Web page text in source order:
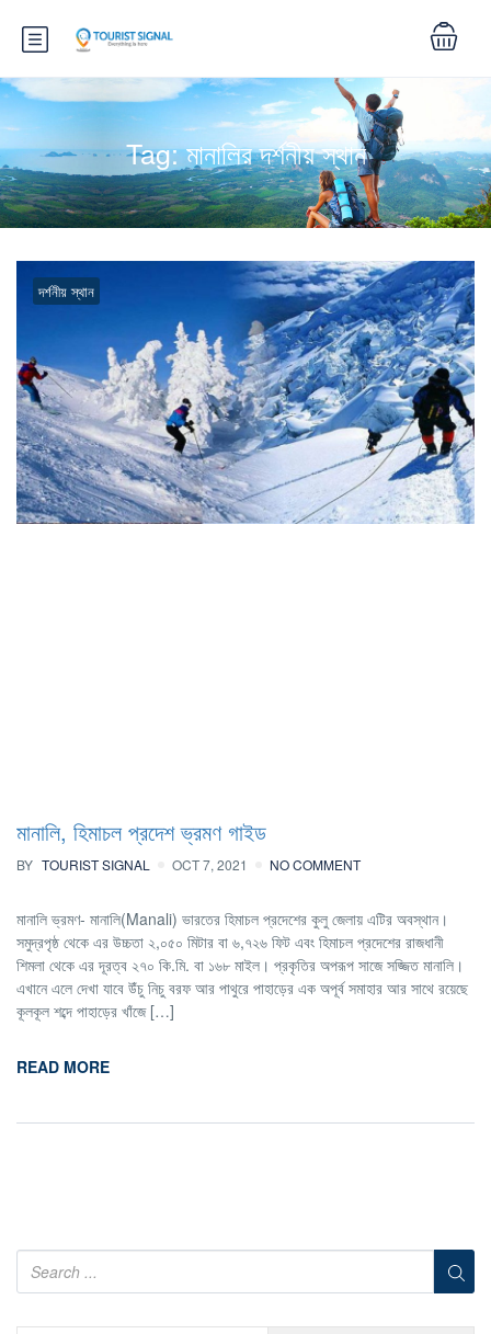
Tag:মানালির দর্শনীয় স্থান
দর্শনীয় স্থান
মানালি, হিমাচল প্রদেশ ভ্রমণ গাইড
BY TOURIST SIGNAL OCT 7, 2021 NO COMMENT
মানালি ভ্রমণ- মানালি(Manali) ভারতের হিমাচল প্রদেশের কুলু জেলায় এটির অবস্থান।
সমুদ্রপৃষ্ঠ থেকে এর উচ্চতা ২,০৫০ মিটার বা ৬,৭২৬ ফিট এবং হিমাচল প্রদেশের রাজধানী
শিমলা থেকে এর দূরত্ব ২৭০ কি.মি. বা ১৬৮ মাইল। প্রকৃতির অপরূপ সাজে সজ্জিত মানালি।
এখানে এলে দেখা যাবে উঁচু নিচু বরফ আর পাথুরে পাহাড়ের এক অপূর্ব সমাহার আর সাথে রয়েছে
কূলকূল শব্দে পাহাড়ের খাঁজে […]
READ MORE